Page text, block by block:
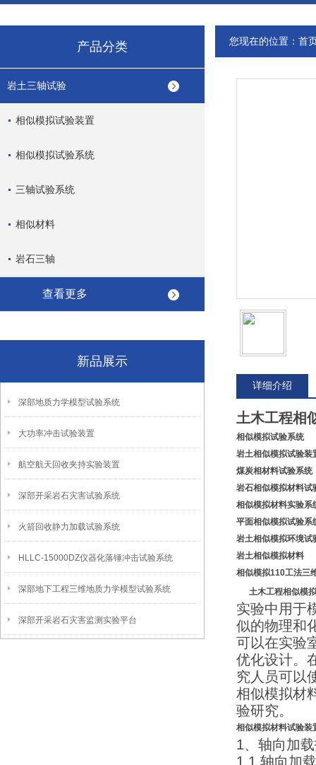
产品分类
岩土三轴试验
相似模拟试验装置
相似模拟试验系统
三轴试验系统
相似材料
岩石三轴
查看更多
新品展示
深部地质力学模型试验系统
大功率冲击试验装置
航空航天回收夹持实验装置
深部开采岩石灾害试验系统
火箭回收静力加载试验系统
HLLC-15000DZ仪器化落锤冲击试验系统
深部地下工程三维地质力学模型试验系统
深部开采岩石灾害监测实验平台
您现在的位置： 首
详细介绍
土木工程相
相似模拟试验系统
岩土相似模拟试验装
煤炭相材料试验系统
岩石相似模拟材料试
相似模拟材料实验系
平面相似模拟试验系
岩土相似模拟环境试
岩土相似模拟材料
相似模拟110工法三
土木工程相似模拟
实验中用于
似的物理和
可以在实验
优化设计。
究人员可以
相似模拟材
验研究。
相似模拟材料试验装
1、轴向加
1.1 轴向加